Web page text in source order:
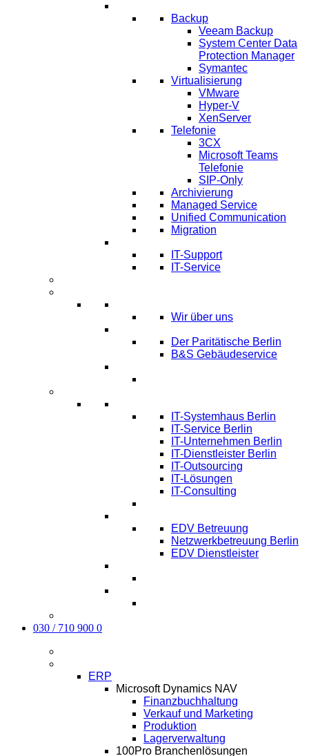
Backup
Veeam Backup
System Center Data
Protection Manager
Symantec
Virtualisierung
VMware
Hyper-V
XenServer
Telefonie
3CX
Microsoft Teams
Telefonie
SIP-Only
Archivierung
Managed Service
Unified Communication
Migration
IT-Support
IT-Service
Wir über uns
Der Paritätische Berlin
B&S Gebäudeservice
IT-Systemhaus Berlin
IT-Service Berlin
IT-Unternehmen Berlin
IT-Dienstleister Berlin
IT-Outsourcing
IT-Lösungen
IT-Consulting
EDV Betreuung
Netzwerkbetreuung Berlin
EDV Dienstleister
030 / 710 900 0
ERP
Microsoft Dynamics NAV
Finanzbuchhaltung
Verkauf und Marketing
Produktion
Lagerverwaltung
100Pro Branchenlösungen